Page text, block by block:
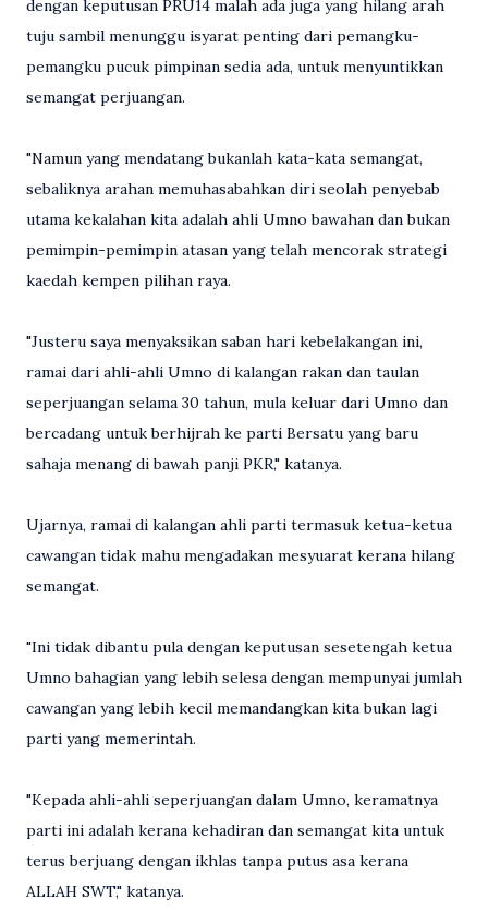
dengan keputusan PRU14 malah ada juga yang hilang arah
tuju sambil menunggu isyarat penting dari pemangku-
pemangku pucuk pimpinan sedia ada, untuk menyuntikkan
semangat perjuangan.
"Namun yang mendatang bukanlah kata-kata semangat,
sebaliknya arahan memuhasabahkan diri seolah penyebab
utama kekalahan kita adalah ahli Umno bawahan dan bukan
pemimpin-pemimpin atasan yang telah mencorak strategi
kaedah kempen pilihan raya.
"Justeru saya menyaksikan saban hari kebelakangan ini,
ramai dari ahli-ahli Umno di kalangan rakan dan taulan
seperjuangan selama 30 tahun, mula keluar dari Umno dan
bercadang untuk berhijrah ke parti Bersatu yang baru
sahaja menang di bawah panji PKR," katanya.
Ujarnya, ramai di kalangan ahli parti termasuk ketua-ketua
cawangan tidak mahu mengadakan mesyuarat kerana hilang
semangat.
"Ini tidak dibantu pula dengan keputusan sesetengah ketua
Umno bahagian yang lebih selesa dengan mempunyai jumlah
cawangan yang lebih kecil memandangkan kita bukan lagi
parti yang memerintah.
"Kepada ahli-ahli seperjuangan dalam Umno, keramatnya
parti ini adalah kerana kehadiran dan semangat kita untuk
terus berjuang dengan ikhlas tanpa putus asa kerana
ALLAH SWT," katanya.